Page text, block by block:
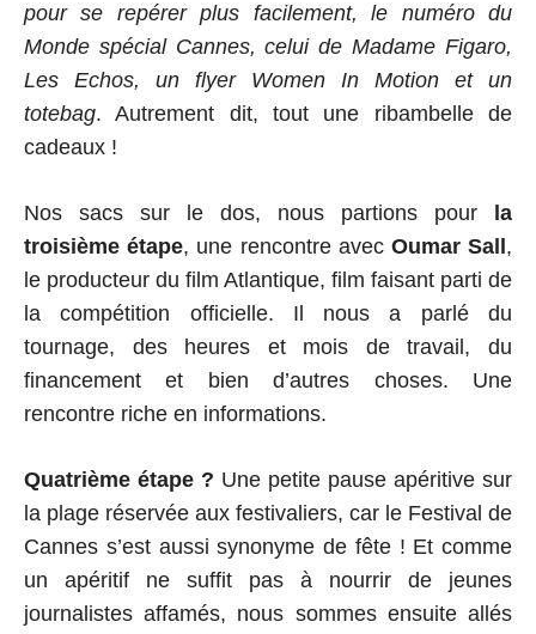
pour se repérer plus facilement, le numéro du
Monde spécial Cannes, celui de Madame Figaro,
Les Echos, un flyer Women In Motion et un
totebag. Autrement dit, tout une ribambelle de
cadeaux !
Nos sacs sur le dos, nous partions pour la
troisième étape, une rencontre avec Oumar Sall ,
le producteur du film Atlantique, film faisant parti de
la compétition officielle. Il nous a parlé du
tournage, des heures et mois de travail, du
financement et bien d’autres choses. Une
rencontre riche en informations.
Quatrième étape ? Une petite pause apéritive sur
la plage réservée aux festivaliers, car le Festival de
Cannes s’est aussi synonyme de fête ! Et comme
un apéritif ne suffit pas à nourrir de jeunes
journalistes affamés, nous sommes ensuite allés